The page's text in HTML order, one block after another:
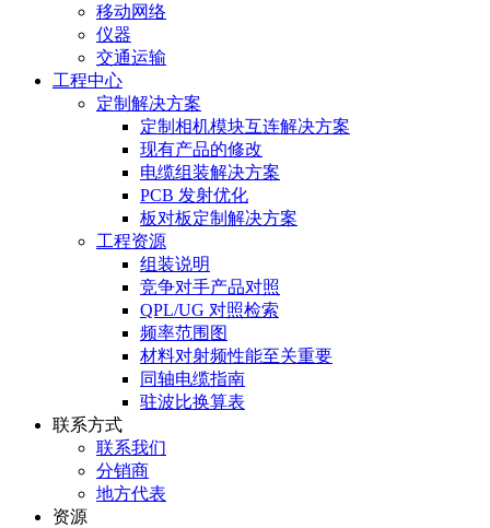
移动网络
仪器
交通运输
工程中心
定制解决方案
定制相机模块互连解决方案
现有产品的修改
电缆组装解决方案
PCB 发射优化
板对板定制解决方案
工程资源
组装说明
竞争对手产品对照
QPL/UG 对照检索
频率范围图
材料对射频性能至关重要
同轴电缆指南
驻波比换算表
联系方式
联系我们
分销商
地方代表
资源